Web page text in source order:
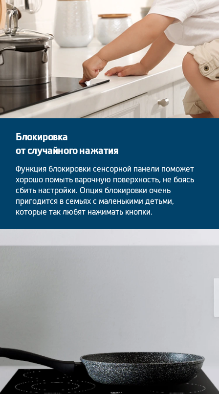
Блокировка
от случайного нажатия
Функция блокировки сенсорной панели поможет
хорошо помыть варочную поверхность, не боясь
сбить настройки. Опция блокировки очень
пригодится в семьях с маленькими детьми,
которые так любят нажимать кнопки.